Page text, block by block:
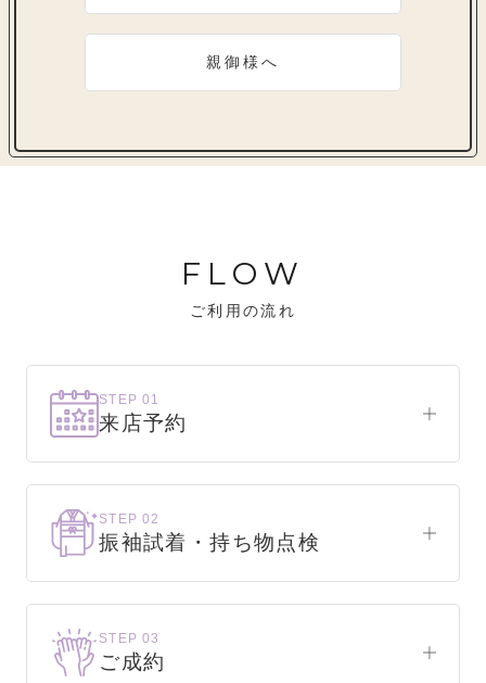
親御様へ
FLOW
ご利用の流れ
STEP 01
来店予約
まずはお気軽にご来店ください。
STEP 02
振袖試着・持ち物点検
お気に入りの振袖が見つかるまで、何着でも
試着できます。
STEP 03
ご成約